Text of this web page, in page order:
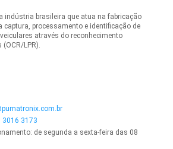
indústria brasileira que atua na fabricação
captura, processamento e identificação de
através do reconhecimento
(OCR/LPR).
3016 3173
de segunda a sexta-feira das 08